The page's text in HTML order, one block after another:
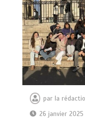
parla
26 janvier 2025